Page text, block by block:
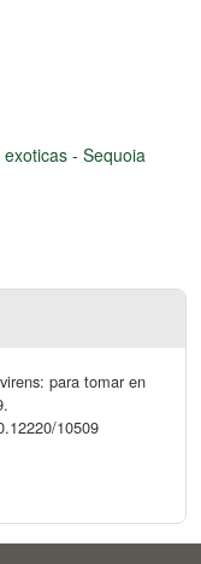
exoticas - Sequoia
para tomar en
10509